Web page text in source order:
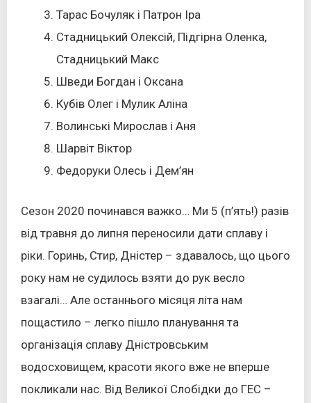
Тарас Бочуляк і Патрон Іра
Стадницький Олексій, Підгірна Оленка,
Стадницький Макс
Шведи Богдан і Оксана
Кубів Олег і Мулик Аліна
Волинські Мирослав і Аня
Шарвіт Віктор
Федоруки Олесь і Дем’ян
Cезон 2020 починався важко… Ми 5 (п’ять!) разів
від травня до липня переносили дати сплаву і
ріки. Горинь, Стир, Дністер – здавалось, що цього
року нам не судилось взяти до рук весло
взагалі… Але останнього місяця літа нам
пощастило – легко пішло планування та
організація сплаву Дністровським
водосховищем, красоти якого вже не вперше
покликали нас. Від Великої Слобідки до ГЕС –